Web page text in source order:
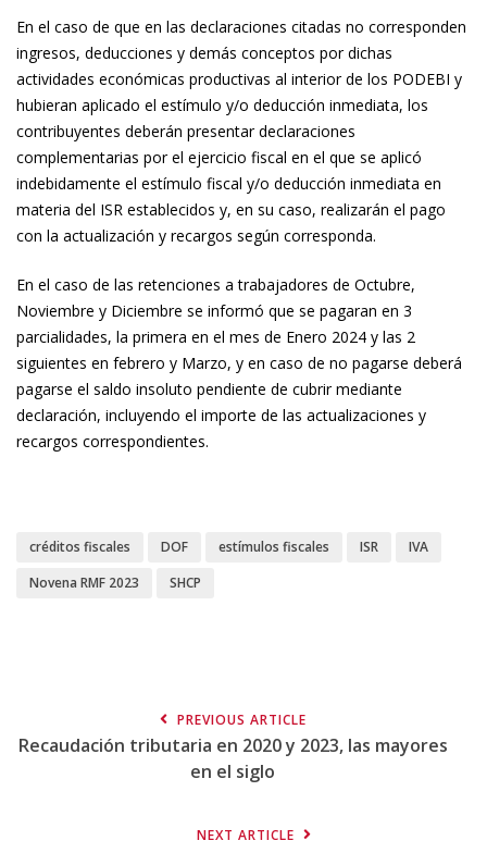
En el caso de que en las declaraciones citadas no corresponden
ingresos, deducciones y demás conceptos por dichas
actividades económicas productivas al interior de los PODEBI y
hubieran aplicado el estímulo y/o deducción inmediata, los
contribuyentes deberán presentar declaraciones
complementarias por el ejercicio fiscal en el que se aplicó
indebidamente el estímulo fiscal y/o deducción inmediata en
materia del ISR establecidos y, en su caso, realizarán el pago
con la actualización y recargos según corresponda.
En el caso de las retenciones a trabajadores de Octubre,
Noviembre y Diciembre se informó que se pagaran en 3
parcialidades, la primera en el mes de Enero 2024 y las 2
siguientes en febrero y Marzo, y en caso de no pagarse deberá
pagarse el saldo insoluto pendiente de cubrir mediante
declaración, incluyendo el importe de las actualizaciones y
recargos correspondientes.
créditos fiscales DOF estímulos fiscales ISR
IVA
Novena RMF 2023
SHCP
PREVIOUS ARTICLE
Recaudación tributaria en 2020 y 2023, las mayores
en el siglo
NEXT ARTICLE